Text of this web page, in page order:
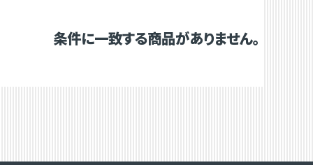
条件に一致する商品がありません。